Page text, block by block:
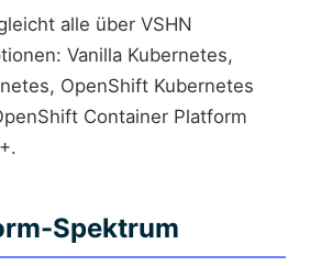
alle über VSHN
Vanilla Kubernetes,
OpenShift Kubernetes
Container Platform
Spektrum